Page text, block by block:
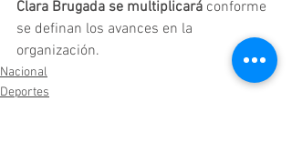
Clara Brugada se multiplicará conforme
se definan los avances en la
organización.
Nacional
Deportes